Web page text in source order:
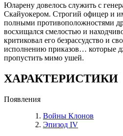
Юларену довелось служить с
Скайуокером. Строгий офицер и
полными противоположностями
восхищался смелостью и
критиковал его безрассудство и
исполнению приказов… которые
пропустить мимо ушей.
ХАРАКТЕРИСТИКИ
Появления
Войны Клонов
Эпизод IV